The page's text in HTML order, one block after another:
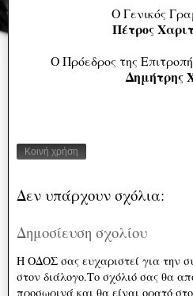
Ο Γενικός
Πέτρος
O Πρόεδρος της
Δημήτρης
Κοινή χρήση
Δεν υπάρχουν σχόλια:
Δημοσίευση σχολίου
Η ΟΔΟΣ σας ευχαριστεί για την
στον διάλογο.Το σχόλιό σας θα
προσωρινά και θα είναι ορατό στο